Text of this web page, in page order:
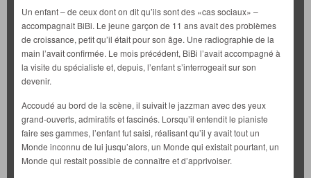
Un enfant – de ceux dont on dit qu’ils sont des «cas sociaux» –
accompagnait BiBi. Le jeune garçon de 11 ans avait des problèmes
de croissance, petit qu’il était pour son âge. Une radiographie de la
main l’avait confirmée. Le mois précédent, BiBi l’avait accompagné à
la visite du spécialiste et, depuis, l’enfant s’interrogeait sur son
devenir.
Accoudé au bord de la scène, il suivait le jazzman avec des yeux
grand-ouverts, admiratifs et fascinés. Lorsqu’il entendit le pianiste
faire ses gammes, l’enfant fut saisi, réalisant qu’il y avait tout un
Monde inconnu de lui jusqu’alors, un Monde qui existait pourtant, un
Monde qui restait possible de connaître et d’apprivoiser.